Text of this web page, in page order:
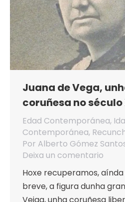
Juana de Vega,
coruñesa no século
Edad Contemporánea,
Contemporánea,
Por Alberto Gómez
Deixa un comentario
Hoxe recuperamos,
breve, a figura dunha